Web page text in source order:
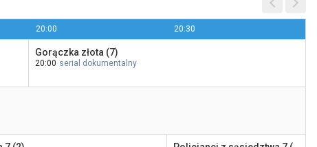
20:00 20:30
Gorączka złota (7)
20:00 serial dokumentalny